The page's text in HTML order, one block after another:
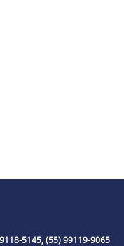
5145, (55) 99119-9065